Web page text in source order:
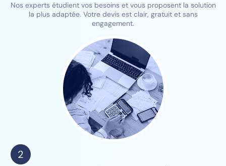
Nos experts étudient vos besoins et vous proposent la solution
la plus adaptée. Votre devis est clair, gratuit et sans
engagement.
2